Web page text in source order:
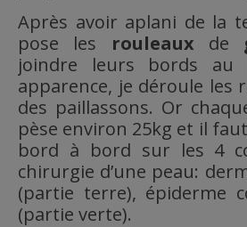
Après avoir aplani de la
pose les rouleaux de
joindre leurs bords au
apparence, je déroule les
des paillassons. Or
pèse environ 25kg et il
bord à bord sur les 4
chirurgie d’une peau:
(partie terre), épiderme
(partie verte).